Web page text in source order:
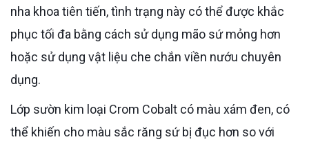
nha khoa tiên tiến, tình trạng này có thể được khắc
phục tối đa bằng cách sử dụng mão sứ mỏng hơn
hoặc sử dụng vật liệu che chắn viền nướu chuyên
dụng.
Lớp sườn kim loại Crom Cobalt có màu xám đen, có
thể khiến cho màu sắc răng sứ bị đục hơn so với